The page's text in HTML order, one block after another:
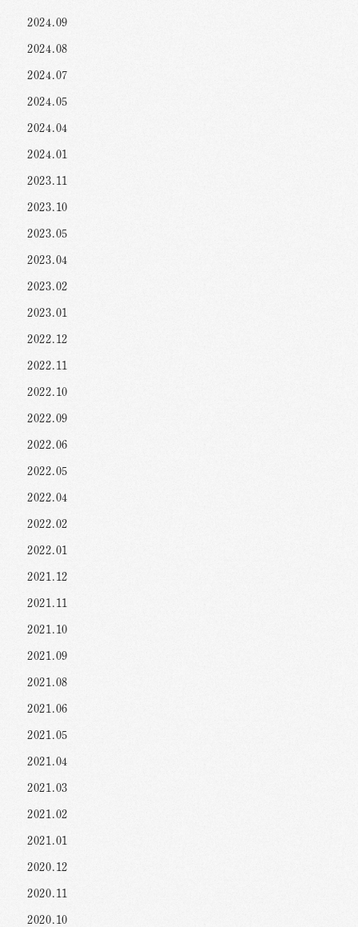
2024.09
2024.08
2024.07
2024.05
2024.04
2024.01
2023.11
2023.10
2023.05
2023.04
2023.02
2023.01
2022.12
2022.11
2022.10
2022.09
2022.06
2022.05
2022.04
2022.02
2022.01
2021.12
2021.11
2021.10
2021.09
2021.08
2021.06
2021.05
2021.04
2021.03
2021.02
2021.01
2020.12
2020.11
2020.10